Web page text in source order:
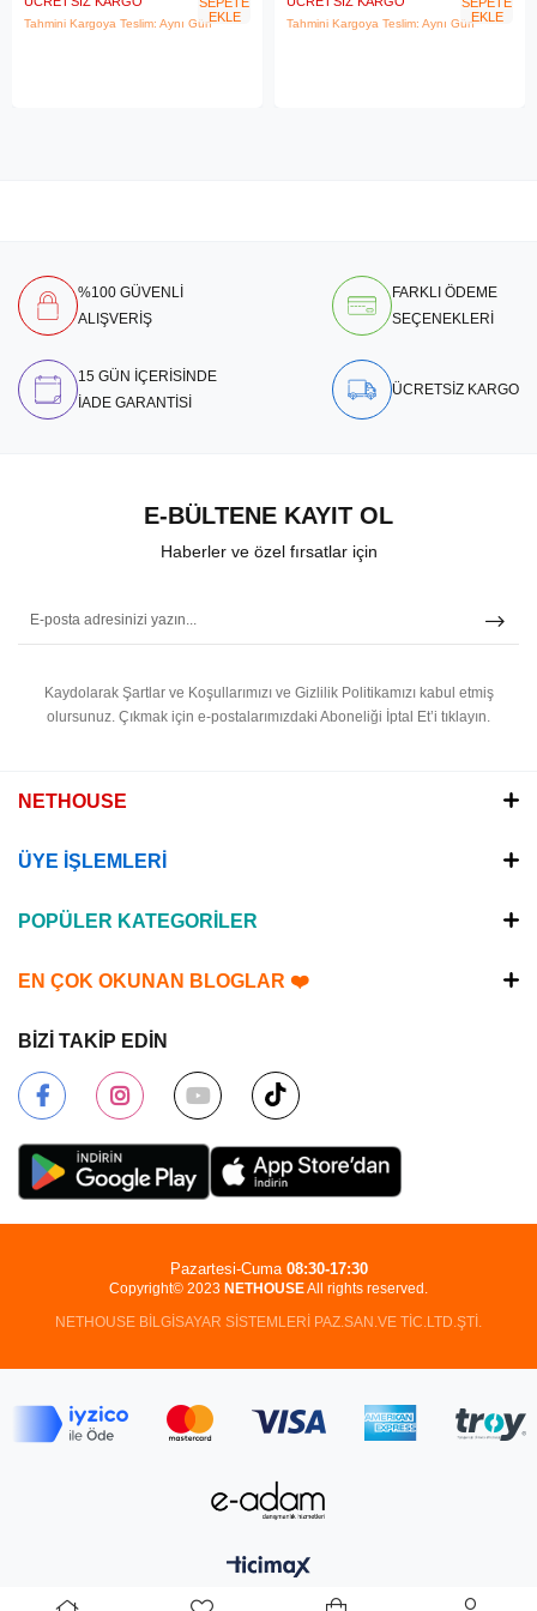
Tahmini Kargoya Teslim: Aynı GünEKLE
Tahmini Kargoya Teslim: Aynı GünEKLE
%100 GÜVENLİ
ALIŞVERİŞ
FARKLI ÖDEME
SEÇENEKLERİ
15 GÜN İÇERİSİNDE
İADE GARANTİSİ
ÜCRETSİZ KARGO
E-BÜLTENE KAYIT OL
Haberler ve özel fırsatlar için
Kaydolarak Şartlar ve Koşullarımızı ve Gizlilik Politikamızı kabul etmiş
olursunuz. Çıkmak için e-postalarımızdaki Aboneliği İptal Et’i tıklayın.
NETHOUSE
ÜYE İŞLEMLERİ
POPÜLER KATEGORİLER
EN ÇOK OKUNAN BLOGLAR ❤️
BİZİ TAKİP EDİN
Copyright© 2023 NETHOUSEAll rights reserved.
NETHOUSE BİLGİSAYAR SİSTEMLERİ PAZ.SAN.VE TİC.LTD.ŞTİ.
Pazartesi-Cuma 08:30-17:30